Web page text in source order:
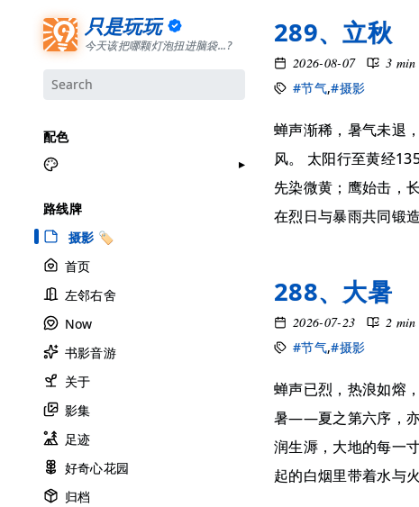
只是玩玩
今天该把哪颗灯泡扭进脑袋...?
配色
极夜黑
雅余黄
昱行粉
她的蓝
莫比乌斯
香草绿
自适应
路线牌
摄影 🏷
首页
左邻右舍
Now
书影音游
关于
影集
足迹
好奇心花园
归档
289、立秋
2026-08-07
3 min
#节气,#摄影
蝉声渐稀，暑气未退
风。 太阳行至黄经
先染微黄；鹰始击，
在烈日与暴雨共同锻
288、大暑
2026-07-23
2 min
#节气,#摄影
蝉声已烈，热浪如熔
暑——夏之第六序，亦
润生溽，大地的每一
起的白烟里带着水与